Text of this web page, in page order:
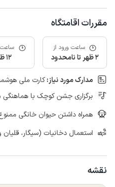
مقررات اقامتگاه
ساعت ورود از
2 ظهر تا نامحدود 12 ظهر
مدارک مورد نیاز:کارت ملی
برگزاری جشن کوچک با هماهنگی
همراه داشتن حیوان خانگی
استعمال دخانیات (سیگار،
نقشه